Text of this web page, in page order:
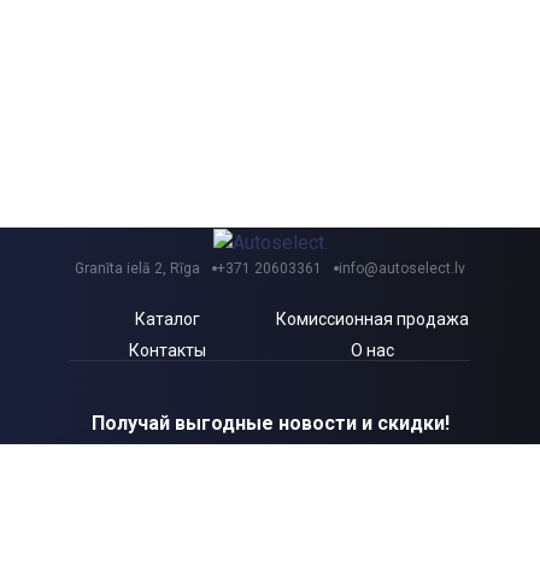
Granīta ielā 2, Rīga +371 20603361 info@autoselect.lv
Каталог
Комиссионная продажа
Контакты
О нас
Получай выгодные новости и скидки!